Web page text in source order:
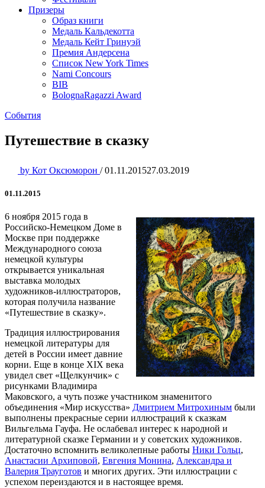
Призеры
Образ книги
Медаль Кальдекотта
Медаль Кейт Гринуэй
Премия Андерсена
Список New York Times
Nami Concours
BIB
BolognaRagazzi Award
События
Путешествие в сказку
by Кот Оксюморон / 01.11.201527.03.2019
01.11.2015
6 ноября 2015 года в
Российско-Немецком Доме в
Москве при поддержке
Международного союза
немецкой культуры
открывается уникальная
выставка молодых
художников-иллюстраторов,
которая получила название
«Путешествие в сказку».
Традиция иллюстрирования
немецкой литературы для
детей в России имеет давние
корни. Еще в конце XIX века
увидел свет «Щелкунчик» с
рисунками Владимира
Маковского, а чуть позже участником знаменитого
объединения «Мир искусства» Дмитрием Митрохиным были
выполнены прекрасные серии иллюстраций к сказкам
Вильгельма Гауфа. Не ослабевал интерес к народной и
литературной сказке Германии и у советских художников.
Достаточно вспомнить великолепные работы Ники Гольц,
Анастасии Архиповой, Евгения Монина, Александра и
Валерия Трауготов и многих других. Эти иллюстрации с
успехом переиздаются и в настоящее время.